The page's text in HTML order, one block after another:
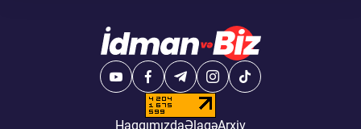
HaqqımızdaƏlaqəArxiv